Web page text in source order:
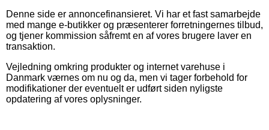
Denne side er annoncefinansieret. Vi har et fast samarbejde
med mange e-butikker og præsenterer forretningernes tilbud,
og tjener kommission såfremt en af vores brugere laver en
transaktion.
Vejledning omkring produkter og internet varehuse i
Danmark værnes om nu og da, men vi tager forbehold for
modifikationer der eventuelt er udført siden nyligste
opdatering af vores oplysninger.